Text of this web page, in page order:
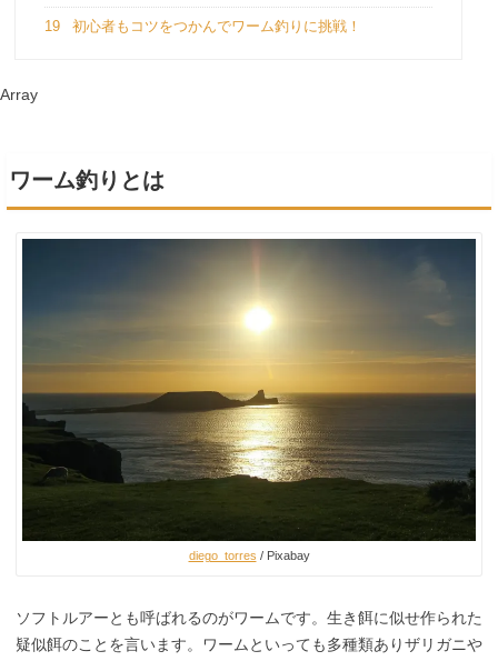
19 初心者もコツをつかんでワーム釣りに挑戦！
Array
ワーム釣りとは
diego_torres / Pixabay
ソフトルアーとも呼ばれるのがワームです。生き餌に似せ作られた
疑似餌のことを言います。ワームといっても多種類ありザリガニや